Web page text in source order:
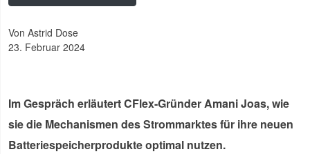
Im Gespräch erläutert CFlex-Gründer Amani Joas, wie
sie die Mechanismen des Strommarktes für ihre neuen
Batteriespeicherprodukte optimal nutzen.
von Astrid Dose
23. Februar 2024